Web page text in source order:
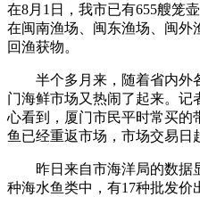
在8月1日，我市已有655艘笼
在闽南渔场、闽东渔场、闽外
回渔获物。
半个多月来，随着省内外
门海鲜市场又热闹了起来。
心看到，厦门市民平时常买的
鱼已经重返市场，市场交易日
昨日来自市海洋局的数据
种海水鱼类中，有17种批发